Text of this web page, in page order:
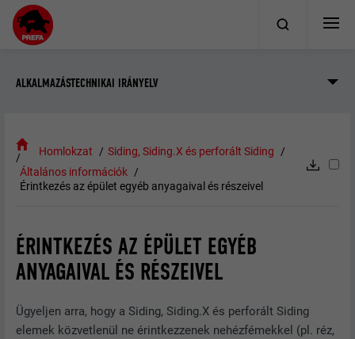
ALKALMAZÁSTECHNIKAI IRÁNYELV
Homlokzat
Siding, Siding.X és perforált Siding
Általános információk
Érintkezés az épület egyéb anyagaival és részeivel
ÉRINTKEZÉS AZ ÉPÜLET EGYÉB
ANYAGAIVAL ÉS RÉSZEIVEL
Ügyeljen arra, hogy a Siding, Siding.X és perforált Siding
elemek közvetlenül ne érintkezzenek nehézfémekkel (pl. réz,